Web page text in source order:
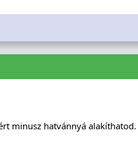
minusz hatvánnyá alakíthatod.